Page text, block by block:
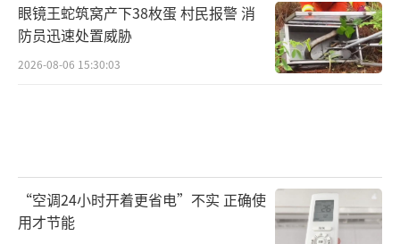
眼镜王蛇筑窝产下38枚蛋 村民报警 消
防员迅速处置威胁
2026-08-06 15:30:03
“空调24小时开着更省电”不实 正确使
用才节能